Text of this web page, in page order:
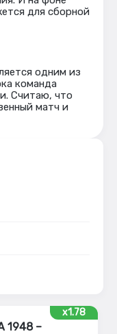
для сборной
одним из
команда
Считаю, что
матч и
x1.78
1948 –